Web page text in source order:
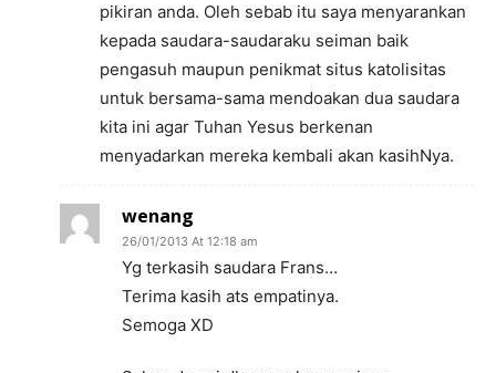
pikiran anda. Oleh sebab itu saya menyarankan
kepada saudara-saudaraku seiman baik
pengasuh maupun penikmat situs katolisitas
untuk bersama-sama mendoakan dua saudara
kita ini agar Tuhan Yesus berkenan
menyadarkan mereka kembali akan kasihNya.
wenang
26/01/2013 At 12:18 am
Yg terkasih saudara Frans…
Terima kasih ats empatinya.
Semoga XD